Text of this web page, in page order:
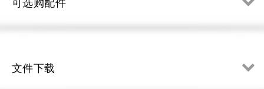
可选购配件
文件下载